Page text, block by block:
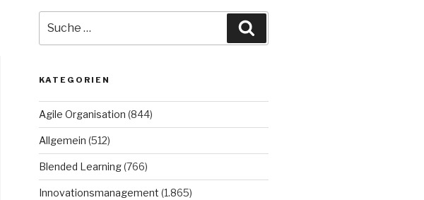
nach:
KATEGORIEN
Agile Organisation (844)
Allgemein (512)
Blended Learning(766)
Innovationsmanagement (1.865)